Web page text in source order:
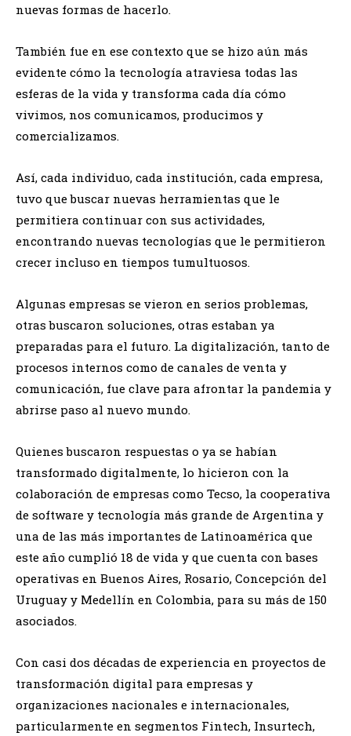
nuevas formas de hacerlo.
También fue en ese contexto que se hizo aún más
evidente cómo la tecnología atraviesa todas las
esferas de la vida y transforma cada día cómo
vivimos, nos comunicamos, producimos y
comercializamos.
Así, cada individuo, cada institución, cada empresa,
tuvo que buscar nuevas herramientas que le
permitiera continuar con sus actividades,
encontrando nuevas tecnologías que le permitieron
crecer incluso en tiempos tumultuosos.
Algunas empresas se vieron en serios problemas,
otras buscaron soluciones, otras estaban ya
preparadas para el futuro. La digitalización, tanto de
procesos internos como de canales de venta y
comunicación, fue clave para afrontar la pandemia y
abrirse paso al nuevo mundo.
Quienes buscaron respuestas o ya se habían
transformado digitalmente, lo hicieron con la
colaboración de empresas como Tecso, la cooperativa
de software y tecnología más grande de Argentina y
una de las más importantes de Latinoamérica que
este año cumplió 18 de vida y que cuenta con bases
operativas en Buenos Aires, Rosario, Concepción del
Uruguay y Medellín en Colombia, para su más de 150
asociados.
Con casi dos décadas de experiencia en proyectos de
transformación digital para empresas y
organizaciones nacionales e internacionales,
particularmente en segmentos Fintech, Insurtech,